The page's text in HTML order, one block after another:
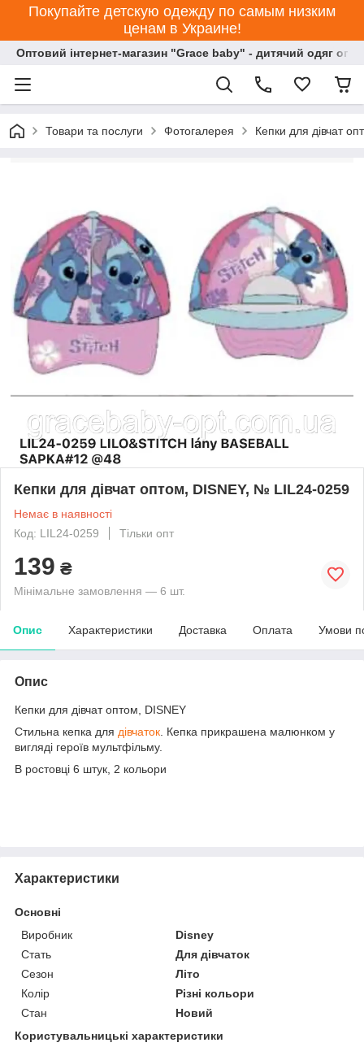
Покупайте детскую одежду по самым низким
ценам в Украине!
Оптовий інтернет-магазин "Grace baby" - дитячий одяг
Товари та послуги Фотогалерея Кепки для дівчат
Кепки для дівчат оптом, DISNEY, № LIL24-0259
Немає в наявності
Код: LIL24-0259
Тільки опт
139 ₴
Мінімальне замовлення — 6 шт.
Опис Характеристики Доставка Оплата Умови
Опис
Кепки для дівчат оптом, DISNEY
Стильна кепка для дівчаток . Кепка прикрашена малюнком у
вигляді героїв мультфільму.
В ростовці 6 штук, 2 кольори
Характеристики
Основні
Виробник
Disney
Стать
Для дівчаток
Сезон
Літо
Колір
Різні кольори
Стан
Новий
Користувальницькі характеристики